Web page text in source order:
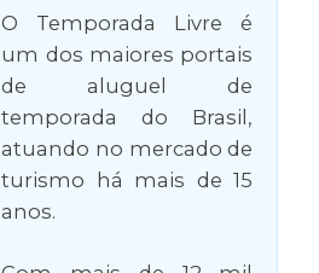
O Temporada Livre é
um dos maiores portais
de aluguel de
temporada do Brasil,
atuando no mercado de
turismo há mais de 15
anos.